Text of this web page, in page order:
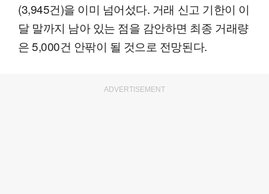
(3,945건)을 이미 넘어섰다. 거래 신고 기한이 이
달 말까지 남아 있는 점을 감안하면 최종 거래량
은 5,000건 안팎이 될 것으로 전망된다.
ADVERTISEMENT